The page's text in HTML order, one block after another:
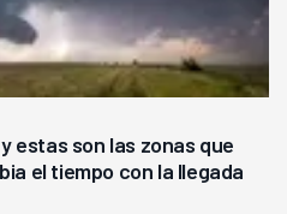
estas son las zonas que
el tiempo con la llegada